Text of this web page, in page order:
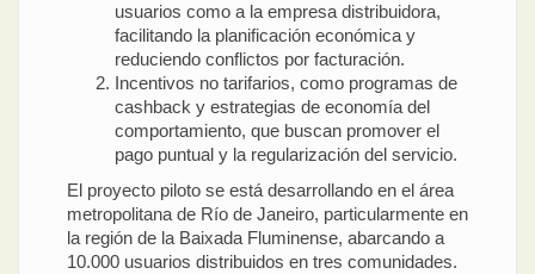
usuarios como a la empresa distribuidora,
facilitando la planificación económica y
reduciendo conflictos por facturación.
Incentivos no tarifarios, como programas de
cashback y estrategias de economía del
comportamiento, que buscan promover el
pago puntual y la regularización del servicio.
El proyecto piloto se está desarrollando en el área
metropolitana de Río de Janeiro, particularmente en
la región de la Baixada Fluminense, abarcando a
10.000 usuarios distribuidos en tres comunidades.